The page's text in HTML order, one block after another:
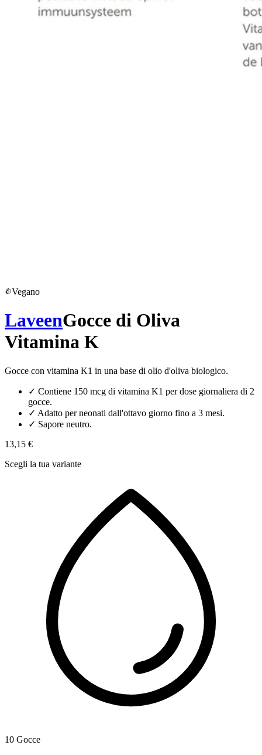
Vegano
LaveenGocce di Oliva
Vitamina K
Gocce con vitamina K1 in una base di olio d'oliva biologico.
✓ Contiene 150 mcg di vitamina K1 per dose giornaliera di 2
gocce.
✓ Adatto per neonati dall'ottavo giorno fino a 3 mesi.
✓ Sapore neutro.
13,15 €
Scegli la tua variante
10 Gocce